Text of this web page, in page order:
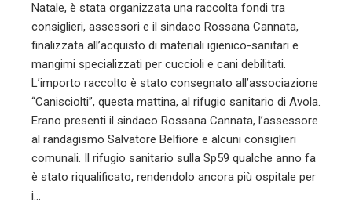
Natale, è stata organizzata una raccolta fondi tra
consiglieri, assessori e il sindaco Rossana Cannata,
finalizzata all’acquisto di materiali igienico-sanitari e
mangimi specializzati per cuccioli e cani debilitati.
L’importo raccolto è stato consegnato all’associazione
“Canisciolti”, questa mattina, al rifugio sanitario di Avola.
Erano presenti il sindaco Rossana Cannata, l’assessore
al randagismo Salvatore Belfiore e alcuni consiglieri
comunali. Il rifugio sanitario sulla Sp59 qualche anno fa
è stato riqualificato, rendendolo ancora più ospitale per
i…